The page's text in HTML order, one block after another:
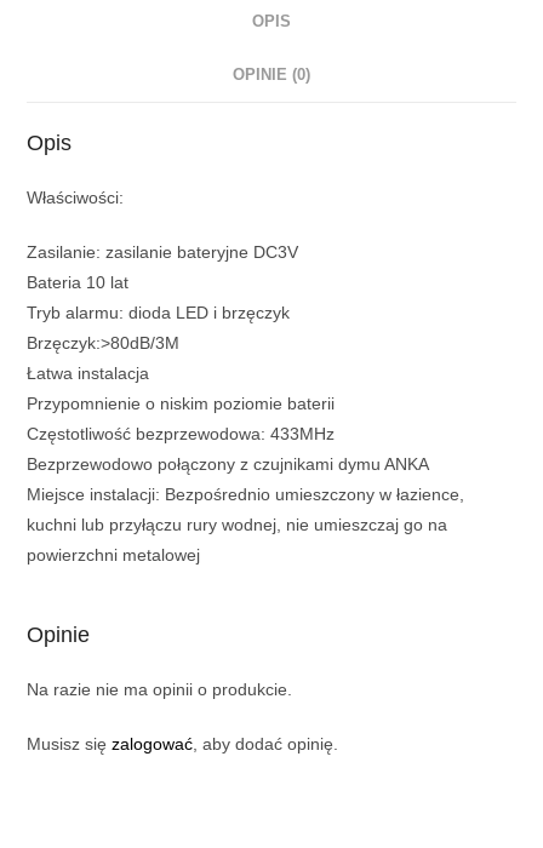
OPIS
OPINIE (0)
Opis
Właściwości:
Zasilanie: zasilanie bateryjne DC3V
Bateria 10 lat
Tryb alarmu: dioda LED i brzęczyk
Brzęczyk:>80dB/3M
Łatwa instalacja
Przypomnienie o niskim poziomie baterii
Częstotliwość bezprzewodowa: 433MHz
Bezprzewodowo połączony z czujnikami dymu ANKA
Miejsce instalacji: Bezpośrednio umieszczony w łazience,
kuchni lub przyłączu rury wodnej, nie umieszczaj go na
powierzchni metalowej
Opinie
Na razie nie ma opinii o produkcie.
Musisz sięzalogować, aby dodać opinię.